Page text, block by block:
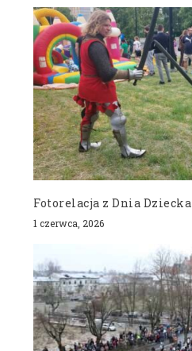
Fotorelacja z Dnia Dziecka
1 czerwca, 2026